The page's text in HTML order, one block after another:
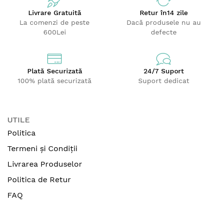
Livrare Gratuită
La comenzi de peste
600Lei
Returîn14 zile
Dacă produsele nu au
defecte
Plată Securizată
100% plată securizată
24/7 Suport
Suport dedicat
UTILE
Politica
Termeni și Condiții
Livrarea Produselor
Politica de Retur
FAQ